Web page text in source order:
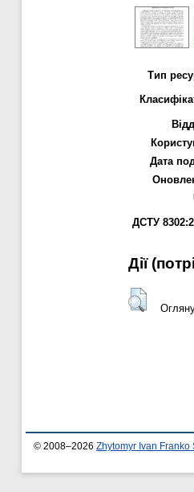
Тип
Дата
ДСТУ
Дії
© 2008–2026 Zhytomyr Ivan Franko